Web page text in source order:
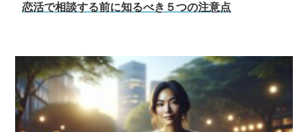
恋活で相談する前に知るべき５つの注意点